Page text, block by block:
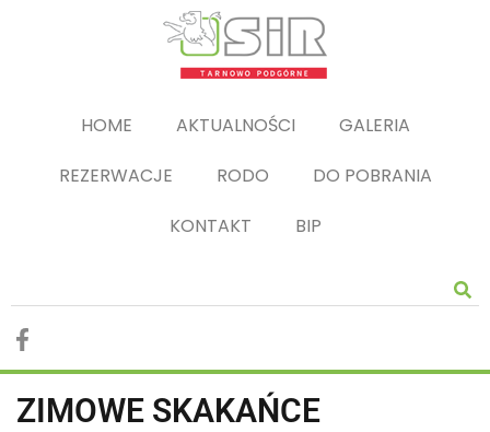
HOME AKTUALNOŚCI
GALERIA
REZERWACJE
RODO
DO POBRANIA
KONTAKT
BIP
ZIMOWE SKAKAŃCE